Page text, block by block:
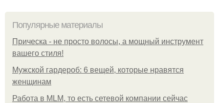
Популярные материалы
Прическа - не просто волосы, а мощный инструмент
вашего стиля!
Мужской гардероб: 6 вещей, которые нравятся
женщинам
Работа в MLM, то есть сетевой компании сейчас